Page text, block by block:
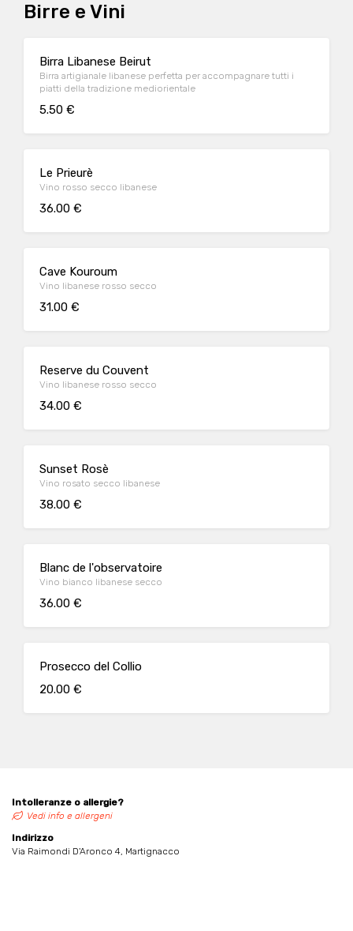
Birre e Vini
Birra Libanese Beirut
Birra artigianale libanese perfetta per accompagnare tutti i
piatti della tradizione mediorientale
5.50 €
Le Prieurè
Vino rosso secco libanese
36.00 €
Cave Kouroum
Vino libanese rosso secco
31.00 €
Reserve du Couvent
Vino libanese rosso secco
34.00 €
Sunset Rosè
Vino rosato secco libanese
38.00 €
Blanc de l'observatoire
Vino bianco libanese secco
36.00 €
Prosecco del Collio
20.00 €
Intolleranze o allergie?
Vedi info e allergeni
Indirizzo
Via Raimondi D'Aronco 4, Martignacco